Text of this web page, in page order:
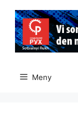
innhold
Meny